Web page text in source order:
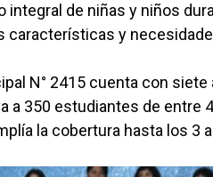
de niñas y niños
características y
N° 2415 cuenta con
a 350 estudiantes de entre
la cobertura hasta los 3